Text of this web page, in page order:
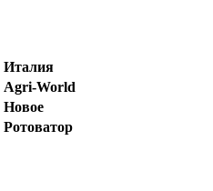
Италия
Agri-World
Новое
Ротоватор